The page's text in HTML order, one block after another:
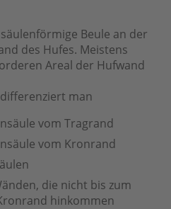
Beule an der
des Hufes. Meistens
Areal der Hufwand
man
vom Tragrand
vom Kronrand
die nicht bis zum
hinkommen